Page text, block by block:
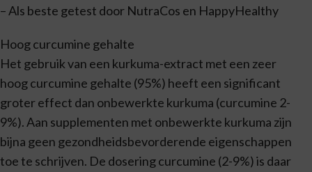
– Als beste getest door NutraCos en HappyHealthy
Hoog curcumine gehalte
Het gebruik van een kurkuma-extract met een zeer
hoog curcumine gehalte (95%) heeft een significant
groter effect dan onbewerkte kurkuma (curcumine 2-
9%). Aan supplementen met onbewerkte kurkuma zijn
bijna geen gezondheidsbevorderende eigenschappen
toe te schrijven. De dosering curcumine (2-9%) is daar